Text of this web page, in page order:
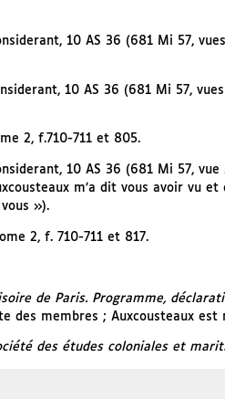
10 AS 36 (681 Mi 57,
10 AS 36 (681 Mi 57,
2, f.710-711 et 805.
10 AS 36 (681 Mi 57,
m’a dit vous avoir vu
»).
2, f. 710-711 et 817.
de Paris. Programme,
des membres ; Auxcousteaux
des études coloniales et